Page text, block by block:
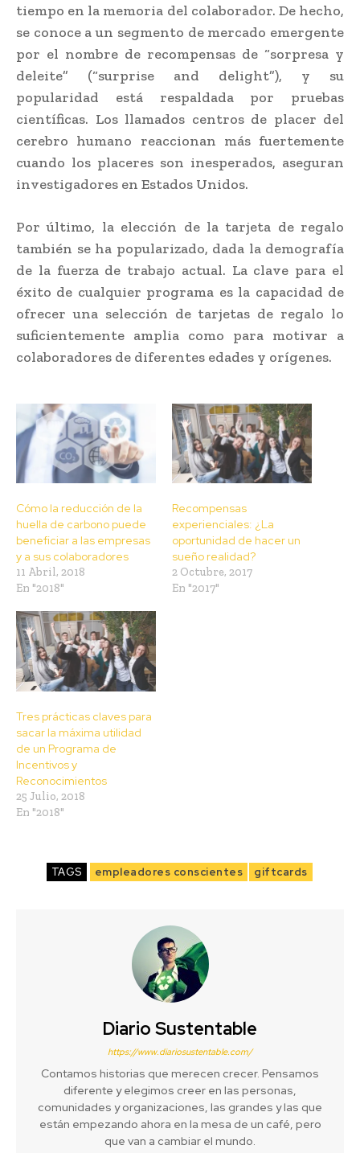
tiempo en la memoria del colaborador. De hecho,
se conoce a un segmento de mercado emergente
por el nombre de recompensas de “sorpresa y
deleite” (“surprise and delight”), y su
popularidad está respaldada por pruebas
científicas. Los llamados centros de placer del
cerebro humano reaccionan más fuertemente
cuando los placeres son inesperados, aseguran
investigadores en Estados Unidos.
Por último, la elección de la tarjeta de regalo
también se ha popularizado, dada la demografía
de la fuerza de trabajo actual. La clave para el
éxito de cualquier programa es la capacidad de
ofrecer una selección de tarjetas de regalo lo
suficientemente amplia como para motivar a
colaboradores de diferentes edades y orígenes.
Cómo la reducción de la
huella de carbono puede
beneficiar a las empresas
y a sus colaboradores
11 Abril, 2018
En "2018"
Recompensas
experienciales: ¿La
oportunidad de hacer un
sueño realidad?
2 Octubre, 2017
En "2017"
Tres prácticas claves para
sacar la máxima utilidad
de un Programa de
Incentivos y
Reconocimientos
25 Julio, 2018
En "2018"
TAGS empleadores conscientes giftcards
Diario Sustentable
https://www.diariosustentable.com/
Contamos historias que merecen crecer. Pensamos
diferente y elegimos creer en las personas,
comunidades y organizaciones, las grandes y las que
están empezando ahora en la mesa de un café, pero
que van a cambiar el mundo.